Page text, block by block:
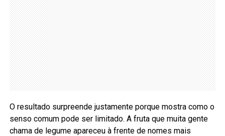
O resultado surpreende justamente porque mostra como o
senso comum pode ser limitado. A fruta que muita gente
chama de legume apareceu à frente de nomes mais